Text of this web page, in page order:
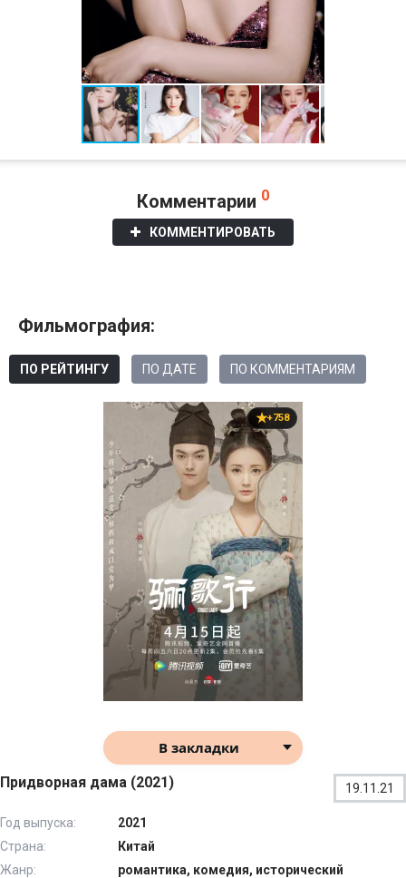
Комментарии 0
КОММЕНТИРОВАТЬ
Фильмография:
ПО РЕЙТИНГУ ПО ДАТЕ ПО КОММЕНТАРИЯМ
+758
В закладки
Придворная дама (2021) 19.11.21
Год выпуска:
2021
Страна:
Китай
Жанр:
романтика, комедия, исторический